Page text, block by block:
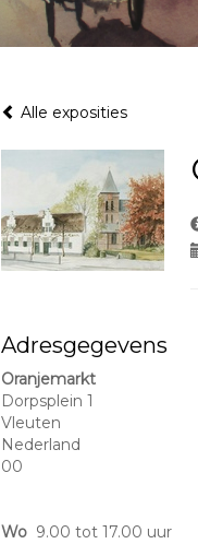
Alle exposities
Adresgegevens
Oranjemarkt
Dorpsplein 1
Vleuten
Nederland
00
Wo 9.00 tot 17.00 uur